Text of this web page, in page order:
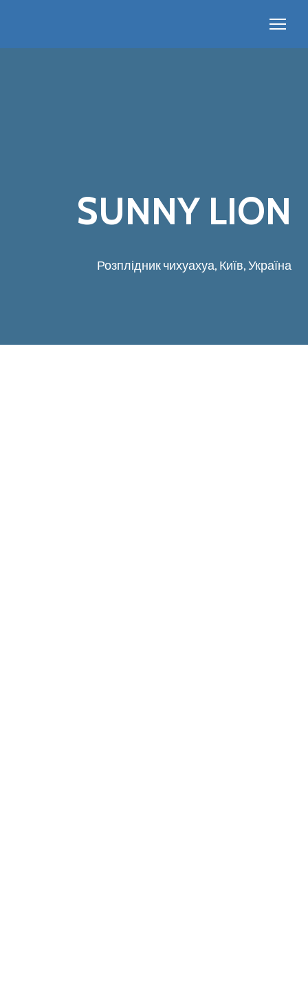
SUNNY LION
Розплідник чихуахуа, Київ, Україна